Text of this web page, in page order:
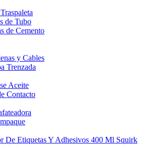
de Tubo
de Cemento
y Cables
Trenzada
Aceite
Contacto
De Etiquetas Y Adhesivos 400 Ml Squirk